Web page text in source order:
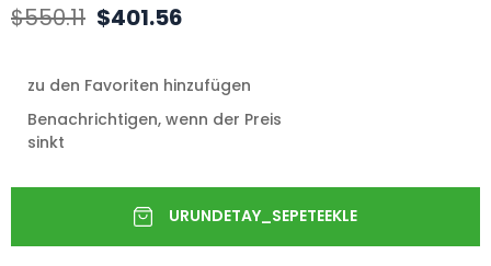
$550.11 $401.56
zu den Favoriten hinzufügen
Benachrichtigen, wenn der Preis
sinkt